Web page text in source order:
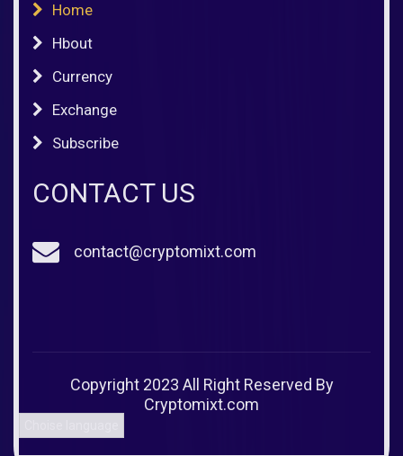
Home
Hbout
Currency
Exchange
Subscribe
CONTACT US
contact@cryptomixt.com
Copyright 2023 All Right Reserved By
Cryptomixt.com